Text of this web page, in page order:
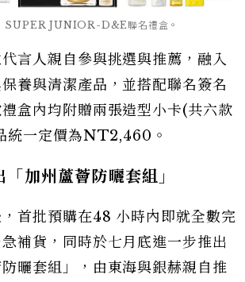
JUNIOR-D&E聯名禮盒。
言人親自參與挑選與推薦，融入
養與清潔產品，並搭配聯名簽名
盒內均附贈兩張造型小卡(共六款
統一定價為NT2,460。
加州蘆薈防曬套組」
首批預購在48 小時內即就全數完
補貨，同時於七月底進一步推出
曬套組」，由東海與銀赫親自推